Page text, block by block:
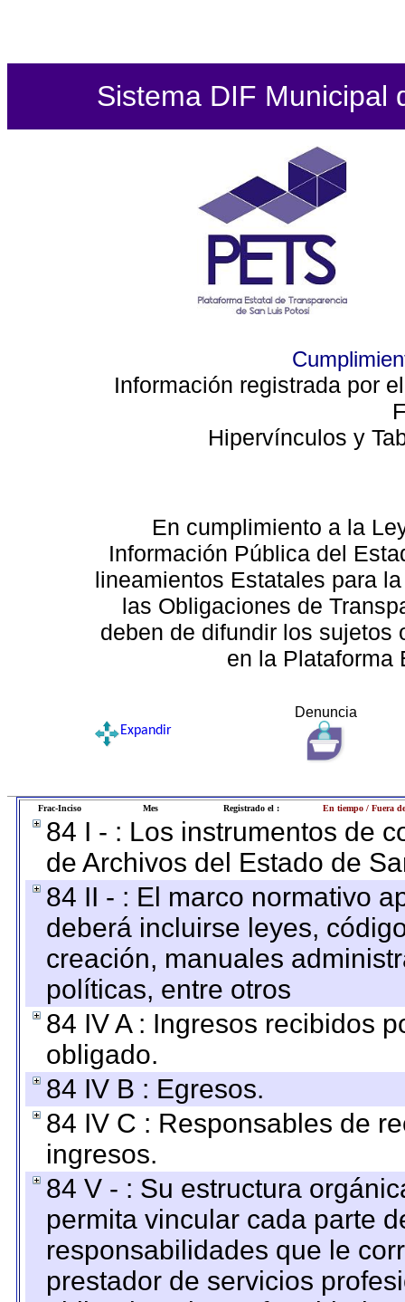
Sistema DIF Municipal
Información registrada por
Hipervínculos y
En cumplimiento a la
Información Pública del
lineamientos Estatales para
las Obligaciones de
deben de difundir los sujetos
en la Plataforma
Denuncia
Expandir
Frac-Inciso Mes Registrado el : En tiempo / Fuera
84 I - : Los instrumentos de
de Archivos del Estado de
84 II - : El marco normativo
deberá incluirse leyes,
creación, manuales
políticas, entre otros
84 IV A : Ingresos recibidos
obligado.
84 IV B : Egresos.
84 IV C : Responsables de
ingresos.
84 V - : Su estructura
permita vincular cada parte
responsabilidades que le
prestador de servicios